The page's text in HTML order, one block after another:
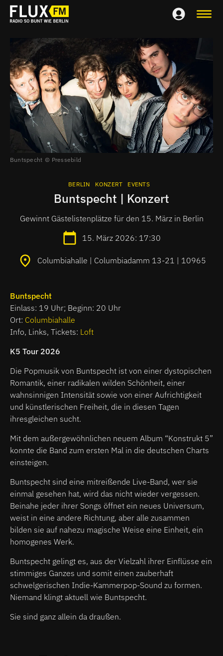
Buntspecht Pressebild
BERLIN KONZERT EVENTS
Buntspecht | Konzert
Gewinnt Gästelistenplätze für den 15. März in Berlin
15. März 2026: 17:30
Columbiahalle | Columbiadamm 13-21 | 10965
Buntspecht
Einlass: 19 Uhr; Beginn: 20 Uhr
Ort: Columbiahalle
Info, L inks, Tickets: Loft
K5 Tour 2026
Die Popmusik von Buntspecht ist von einer dystopischen
Romantik, einer radikalen wilden Schönheit, einer
wahnsinnigen Intensität sowie von einer Aufrichtigkeit
und künstlerischen Freiheit, die in diesen Tagen
ihresgleichen sucht.
Mit dem außergewöhnlichen neuem Album “Konstrukt 5”
konnte die Band zum ersten Mal in die deutschen Charts
einsteigen.
Buntspecht sind eine mitreißende Live-Band, wer sie
einmal gesehen hat, wird das nicht wieder vergessen.
Beinahe jeder ihrer Songs öffnet ein neues Universum,
weist in eine andere Richtung, aber alle zusammen
bilden sie auf nahezu magische Weise eine Einheit, ein
homogenes Werk.
Buntspecht gelingt es, aus der Vielzahl ihrer Einflüsse ein
stimmiges Ganzes und somit einen zauberhaft
schwelgerischen Indie-Kammerpop-Sound zu formen.
Niemand klingt aktuell wie Buntspecht.
Sie sind ganz allein da draußen.